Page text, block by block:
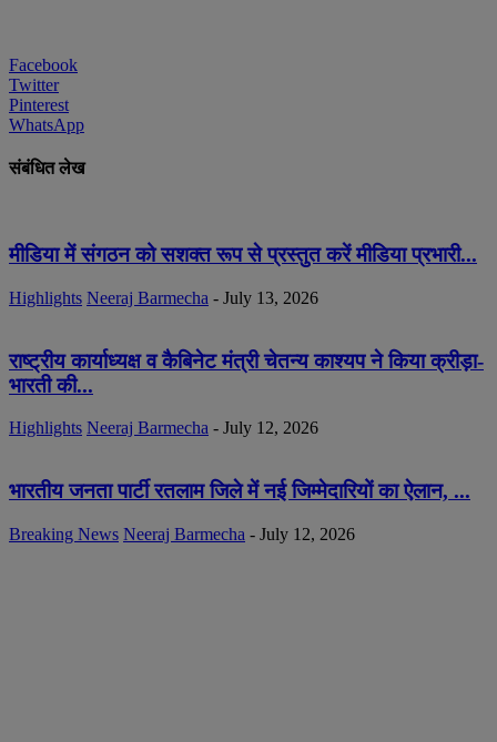
Facebook
Twitter
Pinterest
WhatsApp
संबंधित लेख
मीडिया में संगठन को सशक्त रूप से प्रस्तुत करें मीडिया प्रभारी...
Highlights Neeraj Barmecha - July 13, 2026
राष्ट्रीय कार्याध्यक्ष व कैबिनेट मंत्री चेतन्य काश्यप ने किया क्रीड़ा-
भारती की...
Highlights Neeraj Barmecha - July 12, 2026
भारतीय जनता पार्टी रतलाम जिले में नई जिम्मेदारियों का ऐलान, ...
Breaking News Neeraj Barmecha - July 12, 2026